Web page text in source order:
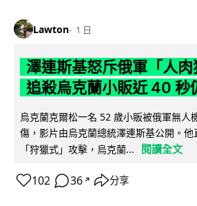
Lawton 1 日
澤連斯基怒斥俄軍「人
追殺烏克蘭小販近 40 秒
烏克蘭克爾松一名 52 歲小販被俄軍無人
傷，影片由烏克蘭總統澤連斯基公開。
「狩獵式」攻擊，烏克蘭...
閱讀全文
102 36 ↗ 分享